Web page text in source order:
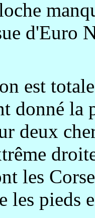
d'Euro
est
donné la
deux
les
les pieds